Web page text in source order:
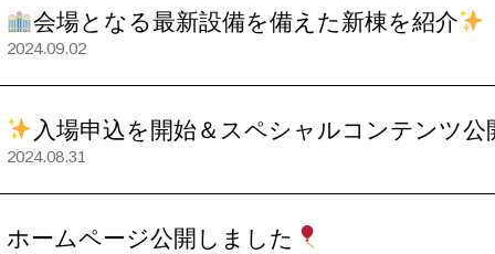
会場となる最新設備を備えた新棟を紹介
2024.09.02
入場申込を開始＆スペシャルコンテンツ公
2024.08.31
ホームページ公開しました